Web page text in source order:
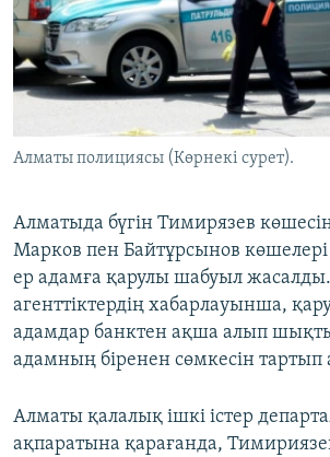
ЖАЗЫЛЫҢЫЗ
Басқа тілдерде
Алматы полициясы (Көрнекі сурет).
Алматыда бүгін Тимирязев
Марков пен Байтұрсынов
ер адамға қарулы шабуыл жасалды.
агенттіктердің хабарлауынша, қару
адамдар банктен ақша алып шықты
адамның біренен сөмкесін тартып
Алматы қалалық ішкі істер
ақпаратына қарағанда,